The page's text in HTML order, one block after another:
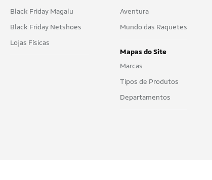
Black Friday Magalu
Black Friday Netshoes
Lojas Físicas
Aventura
Mundo das Raquetes
Mapas do Site
Marcas
Tipos de Produtos
Departamentos